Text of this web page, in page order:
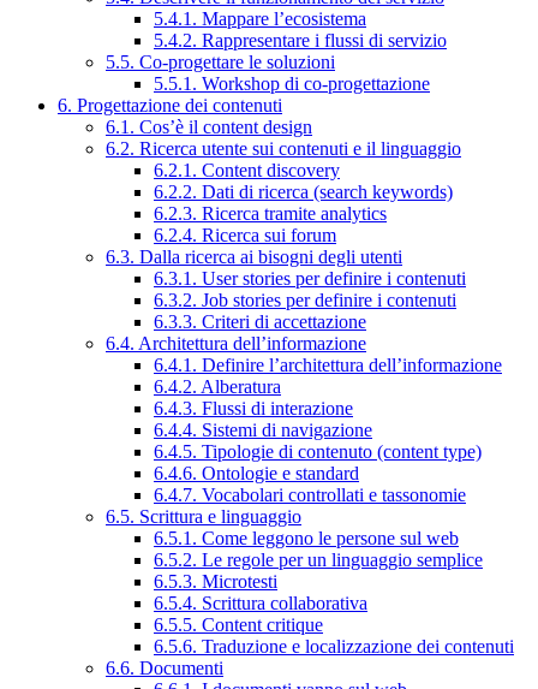
5.4.1. Mappare l’ecosistema
5.4.2. Rappresentare i flussi di servizio
5.5. Co-progettare le soluzioni
5.5.1. Workshop di co-progettazione
6. Progettazione dei contenuti
6.1. Cos’è il content design
6.2. Ricerca utente sui contenuti e il linguaggio
6.2.1. Content discovery
6.2.2. Dati di ricerca (search keywords)
6.2.3. Ricerca tramite analytics
6.2.4. Ricerca sui forum
6.3. Dalla ricerca ai bisogni degli utenti
6.3.1. User stories per definire i contenuti
6.3.2. Job stories per definire i contenuti
6.3.3. Criteri di accettazione
6.4. Architettura dell’informazione
6.4.1. Definire l’architettura dell’informazione
6.4.2. Alberatura
6.4.3. Flussi di interazione
6.4.4. Sistemi di navigazione
6.4.5. Tipologie di contenuto (content type)
6.4.6. Ontologie e standard
6.4.7. Vocabolari controllati e tassonomie
6.5. Scrittura e linguaggio
6.5.1. Come leggono le persone sul web
6.5.2. Le regole per un linguaggio semplice
6.5.3. Microtesti
6.5.4. Scrittura collaborativa
6.5.5. Content critique
6.5.6. Traduzione e localizzazione dei contenuti
6.6. Documenti